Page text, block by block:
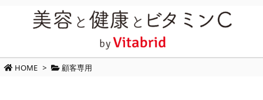
HOME > 顧客専用